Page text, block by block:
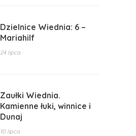
Dzielnice Wiednia: 6 –
Mariahilf
24 lipca
Zaułki Wiednia.
Kamienne łuki, winnice i
Dunaj
10 lipca